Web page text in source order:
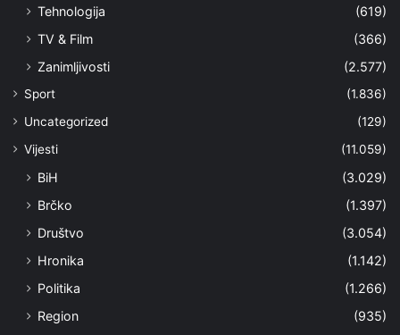
Tehnologija
(619)
TV & Film
(366)
Zanimljivosti
(2.577)
Sport
(1.836)
Uncategorized
(129)
Vijesti
(11.059)
BiH
(3.029)
Brčko
(1.397)
Društvo
(3.054)
Hronika
(1.142)
Politika
(1.266)
Region
(935)